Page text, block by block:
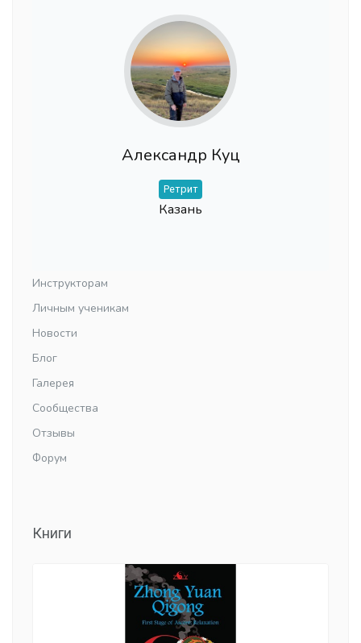
Александр Куц
Ретрит
Казань
Инструкторам
Личным ученикам
Новости
Блог
Галерея
Сообщества
Отзывы
Форум
Книги